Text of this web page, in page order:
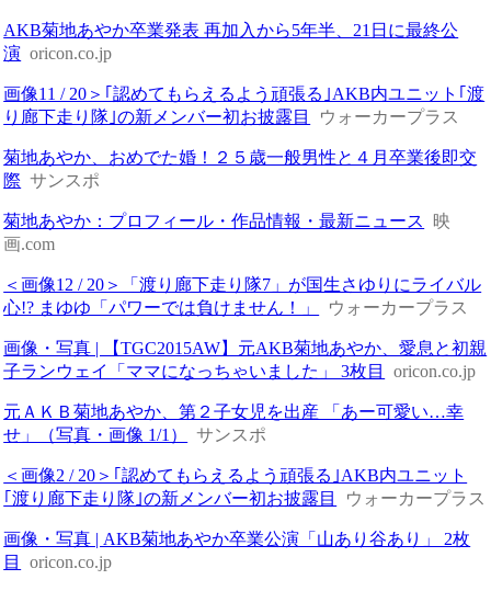
AKB菊地あやか卒業発表 再加入から5年半、21日に最終公
演 oricon.co.jp
画像11 / 20＞｢認めてもらえるよう頑張る｣AKB内ユニット｢渡
り廊下走り隊｣の新メンバー初お披露目
ウォーカープラス
菊地あやか、おめでた婚！２５歳一般男性と４月卒業後即交
際 サンスポ
菊地あやか：プロフィール・作品情報・最新ニュース
映
画.com
＜画像12 / 20＞「渡り廊下走り隊7」が国生さゆりにライバル
心!? まゆゆ「パワーでは負けません！」
ウォーカープラス
画像・写真 | 【TGC2015AW】元AKB菊地あやか、愛息と初親
子ランウェイ「ママになっちゃいました」 3枚目
oricon.co.jp
元ＡＫＢ菊地あやか、第２子女児を出産 「あー可愛い…幸
せ」（写真・画像 1/1）
サンスポ
＜画像2 / 20＞｢認めてもらえるよう頑張る｣AKB内ユニット
｢渡り廊下走り隊｣の新メンバー初お披露目
ウォーカープラス
画像・写真 | AKB菊地あやか卒業公演「山あり谷あり」 2枚
目
oricon.co.jp